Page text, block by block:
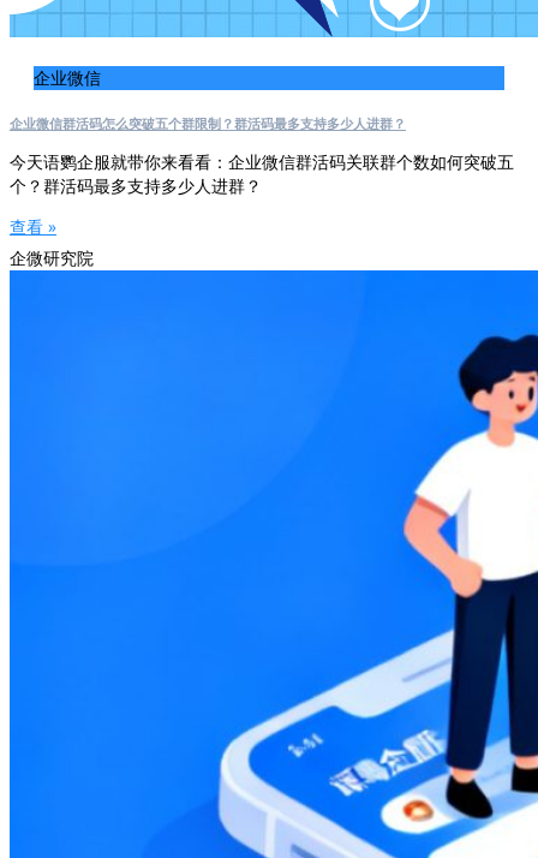
企业微信
企业微信群活码怎么突破五个群限制？群活码最多支持多少人进群？
今天语鹦企服就带你来看看：企业微信群活码关联群个数如何突破五
个？群活码最多支持多少人进群？
查看 »
企微研究院